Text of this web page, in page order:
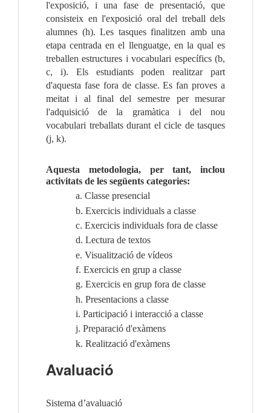
l'exposició, i una fase de presentació, que
consisteix en l'exposició oral del treball dels
alumnes (h). Les tasques finalitzen amb una
etapa centrada en el llenguatge, en la qual es
treballen estructures i vocabulari específics (b,
c, i). Els estudiants poden realitzar part
d'aquesta fase fora de classe. Es fan proves a
meitat i al final del semestre per mesurar
l'adquisició de la gramàtica i del nou
vocabulari treballats durant el cicle de tasques
(j, k).
Aquesta metodologia, per tant, inclou
activitats de les següents categories:
a. Classe presencial
b. Exercicis individuals a classe
c. Exercicis individuals fora de classe
d. Lectura de textos
e. Visualització de vídeos
f. Exercicis en grup a classe
g. Exercicis en grup fora de classe
h. Presentacions a classe
i. Participació i interacció a classe
j. Preparació d'exàmens
k. Realització d'exàmens
Avaluació
Sistema d’avaluació